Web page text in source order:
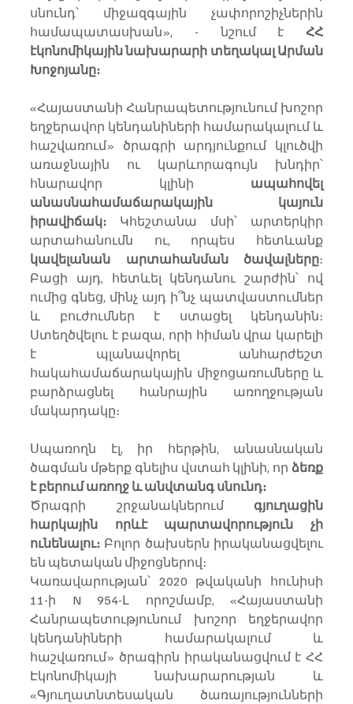
սնունդ՝ միջազգային չափորոշիչներին
համապատասխան», - նշում է ՀՀ
էկոնոմիկային նախարարի տեղակալ Արման
Խոջոյանը։
«Հայաստանի Հանրապետությունում խոշոր
եղջերավոր կենդանիների համարակալում և
հաշվառում» ծրագրի արդյունքում կլուծվի
առաջնային ու կարևորագույն խնդիր՝
հնարավոր կլինի ապահովել
անասնահամաճարակային կայուն
իրավիճակ։ Կհեշտանա մսի՝ արտերկիր
կավելանան արտահանման ծավալները։
Բացի այդ, հետևել կենդանու շարժին՝ ով
ումից գնեց, մինչ այդ ի՞նչ պատվաստումներ
և բուժումներ է ստացել կենդանին։
Ստեղծվելու է բազա, որի հիման վրա կարելի
է պլանավորել անհարժեշտ
հակահամաճարակային միջոցառումները և
բարձրացնել հանրային առողջության
մակարդակը։
Սպառողն էլ, իր հերթին, անասնական
ծագման մթերք գնելիս վստահ կլինի, որ ձեռք
է բերում առողջ և անվտանգ սնունդ։
Ծրագրի շրջանակներում գյուղացին
հարկային որևէ պարտավորություն չի
ունենալու։ Բոլոր ծախսերն իրականացվելու
են պետական միջոցներով։
Կառավարության՝ 2020 թվականի հունիսի
11-ի N 954-Լ որոշմամբ, «Հայաստանի
Հանրապետությունում խոշոր եղջերավոր
կենդանիների համարակալում և
հաշվառում» ծրագիրն իրականացվում է ՀՀ
Էկոնոմիկայի նախարարության և
«Գյուղատնտեսական ծառայությունների